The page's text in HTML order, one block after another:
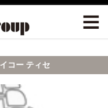
コー ティセ